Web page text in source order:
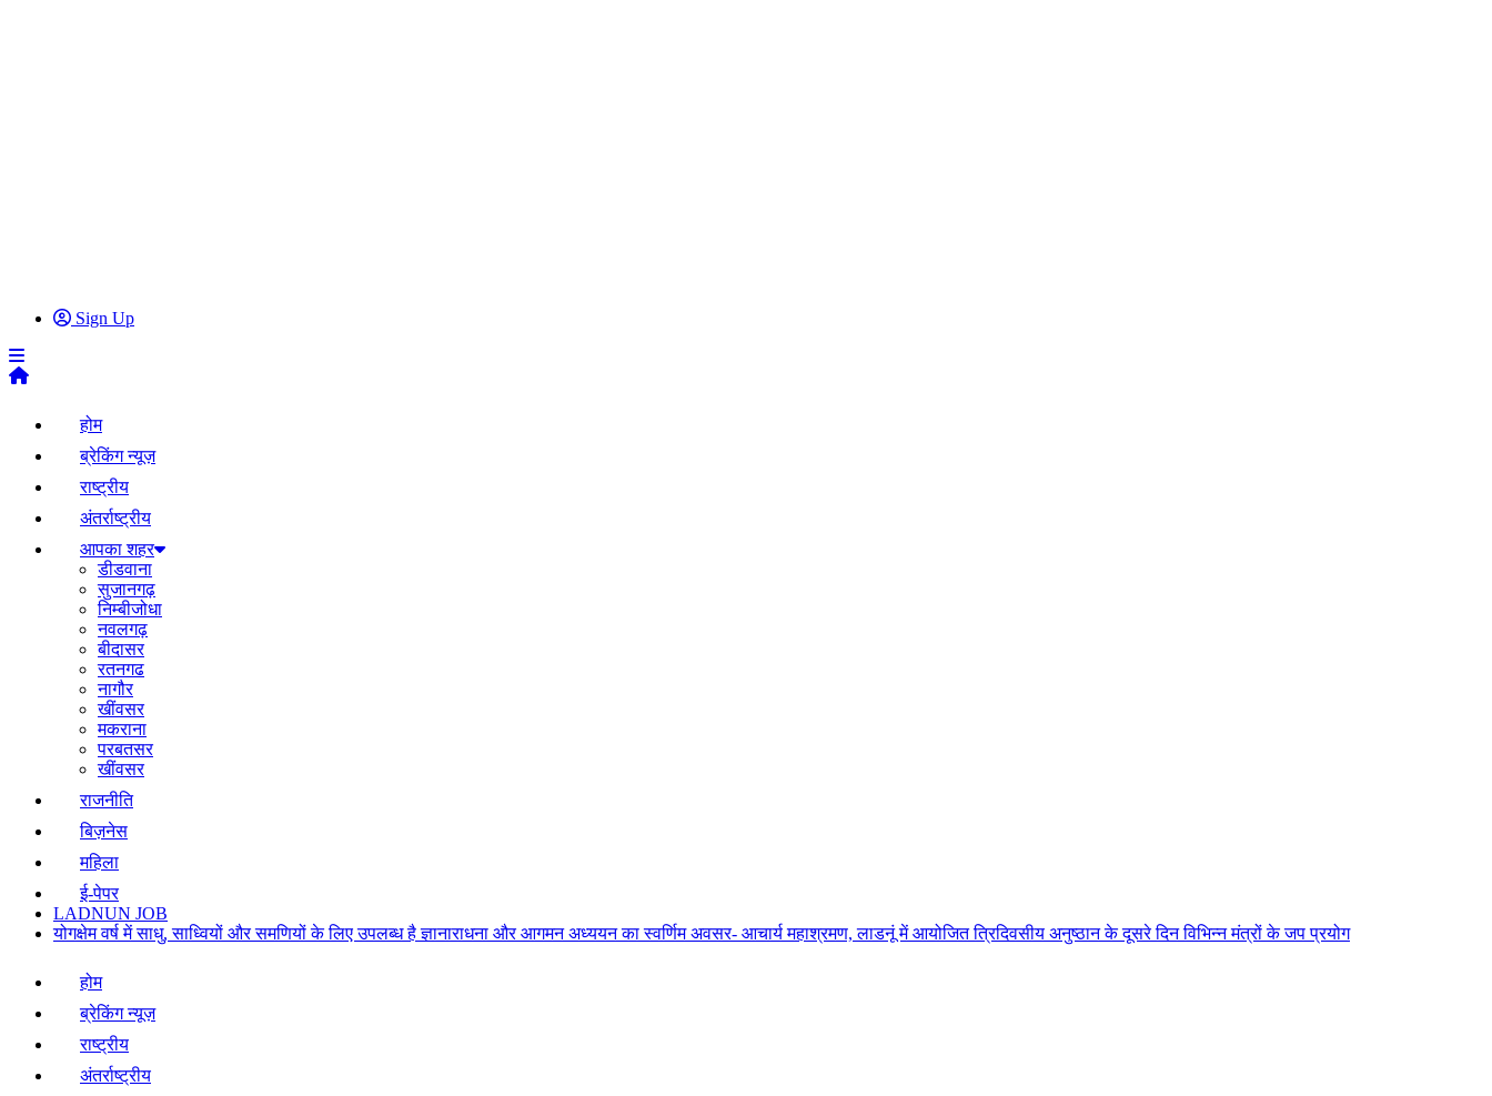
Sign Up
होम
ब्रेकिंग न्यूज़
राष्ट्रीय
अंतर्राष्ट्रीय
आपका शहर
डीडवाना
सुजानगढ़
निम्बीजोधा
नवलगढ़
बीदासर
रतनगढ
नागौर
खींवसर
मकराना
परबतसर
खींवसर
राजनीति
बिज़नेस
महिला
ई-पेपर
LADNUN JOB
योगक्षेम वर्ष में साधु, साध्वियों और समणियों के लिए उपलब्ध है ज्ञानाराधना और आगमन अध्ययन का स्वर्णिम अवसर- आचार्य महाश्रमण, लाडनूं में आयोजित त्रिदिवसीय अनुष्ठान के दूसरे दिन विभिन्न मंत्रों के जप प्रयोग
होम
ब्रेकिंग न्यूज़
राष्ट्रीय
अंतर्राष्ट्रीय